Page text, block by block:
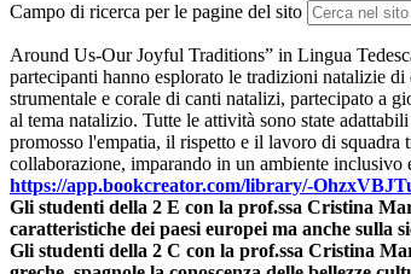
Campo di ricerca per le pagine del sito
Around Us-Our Joyful Traditions” in Lingua
partecipanti hanno esplorato le tradizioni natalizie
strumentale e corale di canti natalizi, partecipato a g
al tema natalizio. Tutte le attività sono state
promosso l'empatia, il rispetto e il lavoro di squadra
collaborazione, imparando in un ambiente inclusivo
https://app.bookcreator.com/library/-
Gli studenti della 2 E con la prof.ssa Cristina
caratteristiche dei paesi europei ma anche sulla
Gli studenti della 2 C con la prof.ssa Cristina